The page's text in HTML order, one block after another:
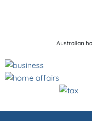
Australian